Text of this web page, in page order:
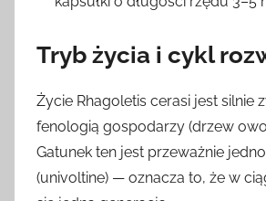
Tryb życia i cykl
Życie Rhagoletis cerasi jest silnie
fenologią gospodarzy (drzew
Gatunek ten jest przeważnie
(univoltine) — oznacza to, że w